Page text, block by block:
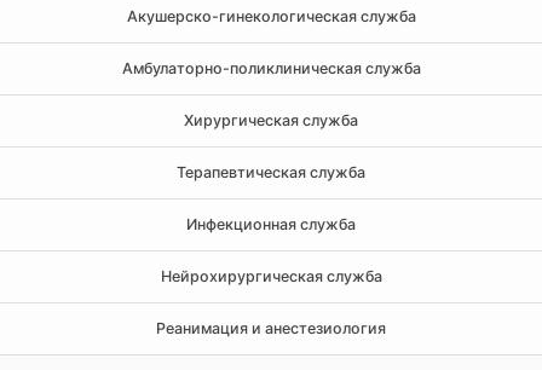
Акушерско-гинекологическая служба
Амбулаторно-поликлиническая служба
Хирургическая служба
Терапевтическая служба
Инфекционная служба
Нейрохирургическая служба
Реанимация и анестезиология